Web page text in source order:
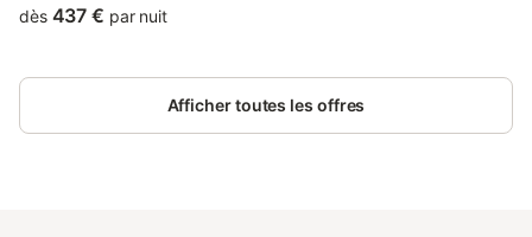
authentique, arboré . Idéal pour vacances en famille, chacun
dès 437 € par nuit
Afficher toutes les offres